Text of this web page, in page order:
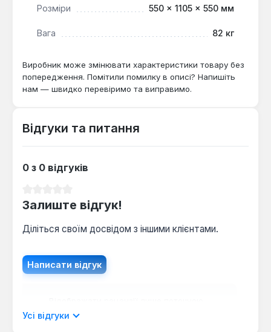
Розміри 550 × 1105 × 550 мм
Вага 82 кг
Виробник може змінювати характеристики товару без
попередження. Помітили помилку в описі? Напишіть
нам — швидко перевіримо та виправимо.
Відгуки та питання
0 з 0 відгуків
Залиште відгук!
Діліться своїм досвідом з іншими клієнтами.
Написати відгук
мовою.
Усі відгуки